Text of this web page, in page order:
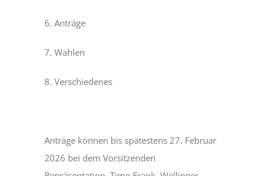
6. Anträge
7. Wahlen
8. Verschiedenes
Anträge können bis spätestens 27. Februar
2026 bei dem Vorsitzenden